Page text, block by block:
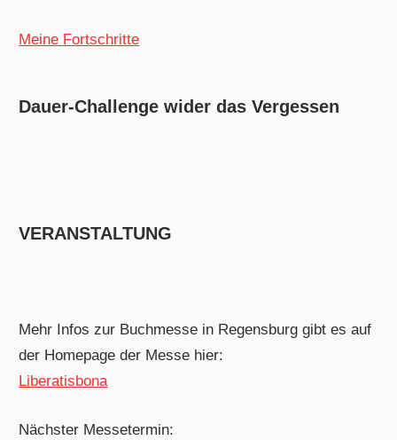
Meine Fortschritte
Dauer-Challenge wider das Vergessen
VERANSTALTUNG
Mehr Infos zur Buchmesse in Regensburg gibt es auf
der Homepage der Messe hier:
Liberatisbona
Nächster Messetermin: